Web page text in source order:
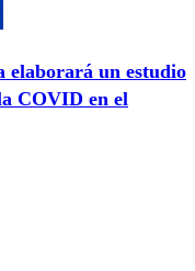
elaborará un estudio
COVID en el